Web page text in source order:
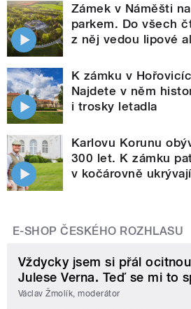
Zámek v Náměšti
parkem. Do všech
z něj vedou lipové
K zámku v
Najdete v něm
i trosky letadla
Karlovu Korunu
300 let. K zámku
v kočárovně
E-SHOP ČESKÉHO ROZHLASU
Vždycky jsem si přál
Julese Verna. Teď se mi to
Václav Žmolík, moderátor